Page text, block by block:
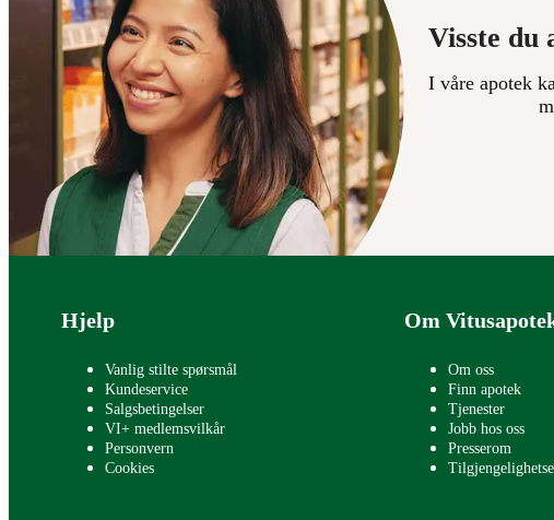
Visste du
I våre apotek
Bunntekst
Hjelp
Vanlig stilte spørsmål
Kundeservice
Salgsbetingelser
VI+ medlemsvilkår
Personvern
Cookies
Om
Om oss
Finn apotek
Tjenester
Jobb hos oss
Presserom